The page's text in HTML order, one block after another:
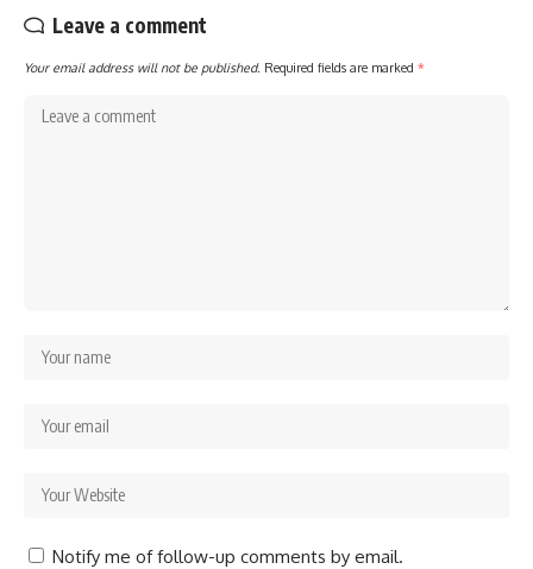
Leave a comment
Your email address will not be published. Required fields are marked *
Notify me of follow-up comments by email.